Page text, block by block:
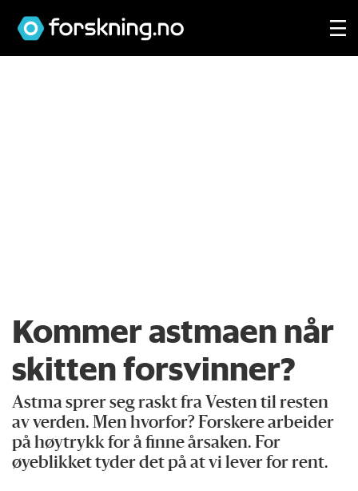
Kommer astmaen når
skitten forsvinner?
Astma sprer seg raskt fra Vesten til resten
av verden. Men hvorfor? Forskere arbeider
på høytrykk for å finne årsaken. For
øyeblikket tyder det på at vi lever for rent.